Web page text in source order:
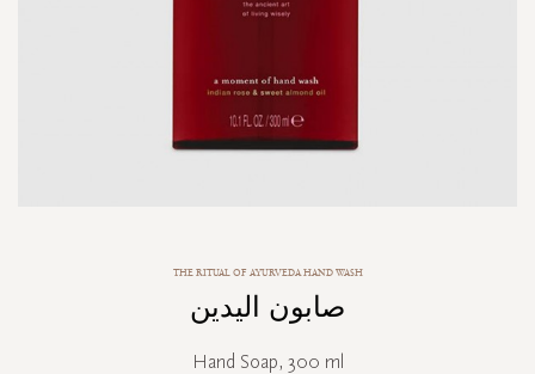
THE RITUAL OF AYURVEDA HAND WASH
صابون اليدين
Hand Soap, 300 ml